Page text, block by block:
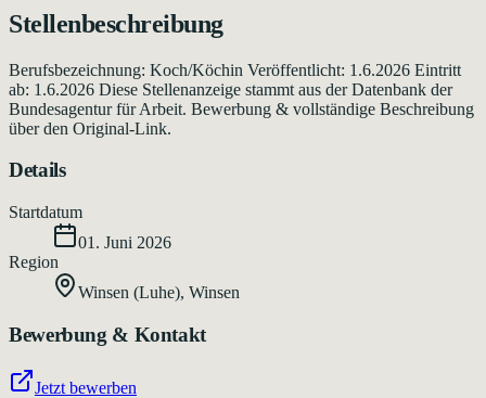
Stellenbeschreibung
Berufsbezeichnung: Koch/Köchin Veröffentlicht: 1.6.2026 Eintritt
ab: 1.6.2026 Diese Stellenanzeige stammt aus der Datenbank der
Bundesagentur für Arbeit. Bewerbung & vollständige Beschreibung
über den Original-Link.
Details
Startdatum
01. Juni 2026
Region
Winsen (Luhe), Winsen
Bewerbung & Kontakt
Jetzt bewerben